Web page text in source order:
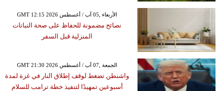
GMT 12:15 2026 الأربعاء ,05 آب / أغسطس
نصائح مضمونة للحفاظ على صحة النباتات
المنزلية قبل السفر
GMT 21:30 2026 الجمعة ,07 آب / أغسطس
واشنطن تضغط لوقف إطلاق النار في غزة لمدة
أسبوعين تمهيدًا لتنفيذ خطة ترامب للسلام